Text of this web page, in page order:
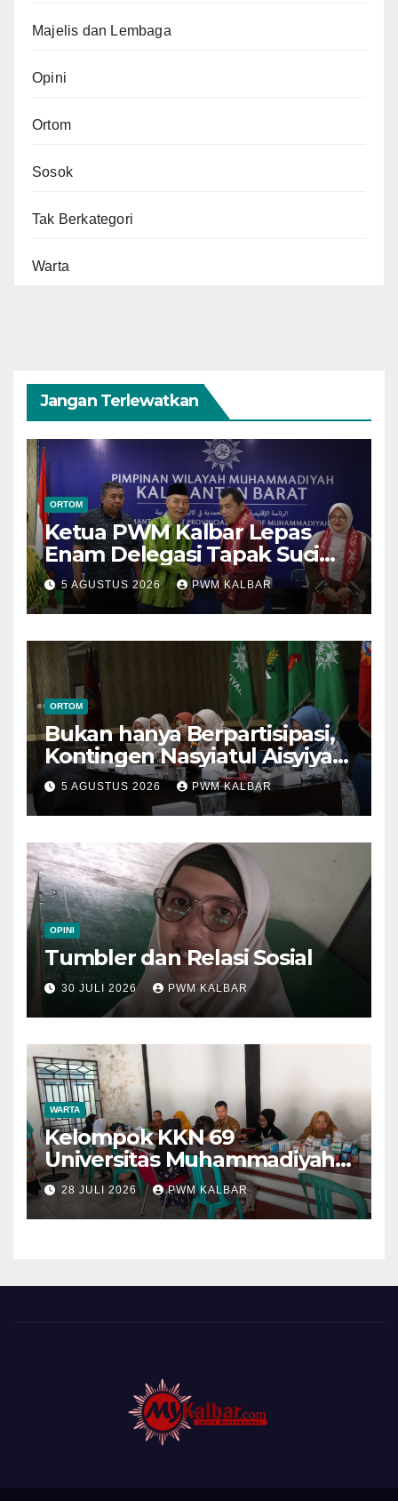
Majelis dan Lembaga
Opini
Ortom
Sosok
Tak Berkategori
Warta
Jangan Terlewatkan
ORTOM
Ketua PWM Kalbar Lepas
Enam Delegasi Tapak Suci
Menuju Muktamar XVI di
Semarang
5 AGUSTUS 2026 PWM KALBAR
ORTOM
Bukan hanya Berpartisipasi,
Kontingen Nasyiatul Aisyiyah
Kalbar Perjuangkan Program
di Muktamar XV
5 AGUSTUS 2026 PWM KALBAR
OPINI
Tumbler dan Relasi Sosial
30 JULI 2026 PWM KALBAR
WARTA
Kelompok KKN 69
Universitas Muhammadiyah
Pontianak Dibagi Dua Tim,
Cat Bangunan dan Dampingi
Pelayanan Posyandu Lansia
28 JULI 2026 PWM KALBAR